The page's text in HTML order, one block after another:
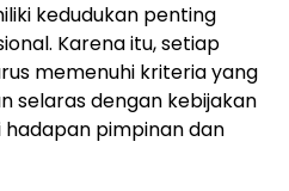
kedudukan penting
Karena itu, setiap
memenuhi kriteria yang
selaras dengan kebijakan
hadapan pimpinan dan